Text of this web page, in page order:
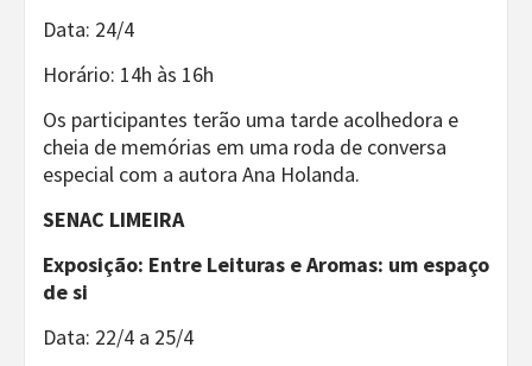
Data: 24/4
Horário: 14h às 16h
Os participantes terão uma tarde acolhedora e
cheia de memórias em uma roda de conversa
especial com a autora Ana Holanda.
SENAC LIMEIRA
Exposição: Entre Leituras e Aromas: um espaço
de si
Data: 22/4 a 25/4